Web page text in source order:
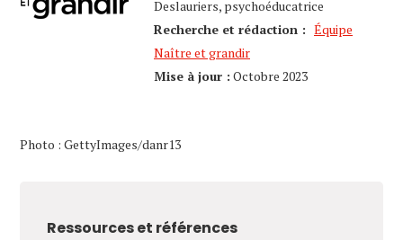
Deslauriers, psychoéducatrice
Recherche et rédaction : Équipe
Naître et grandir
Mise à jour : Octobre 2023
Photo : GettyImages/danr13
Ressources et références